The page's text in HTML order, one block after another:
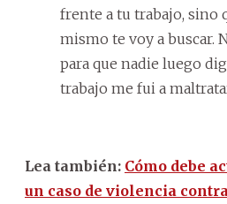
frente a tu trabajo, sino
mismo te voy a buscar.
para que nadie luego
trabajo me fui a
Lea también: Cómo debe
un caso de violencia